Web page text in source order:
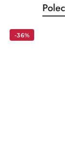
Pomiń
o
-36%